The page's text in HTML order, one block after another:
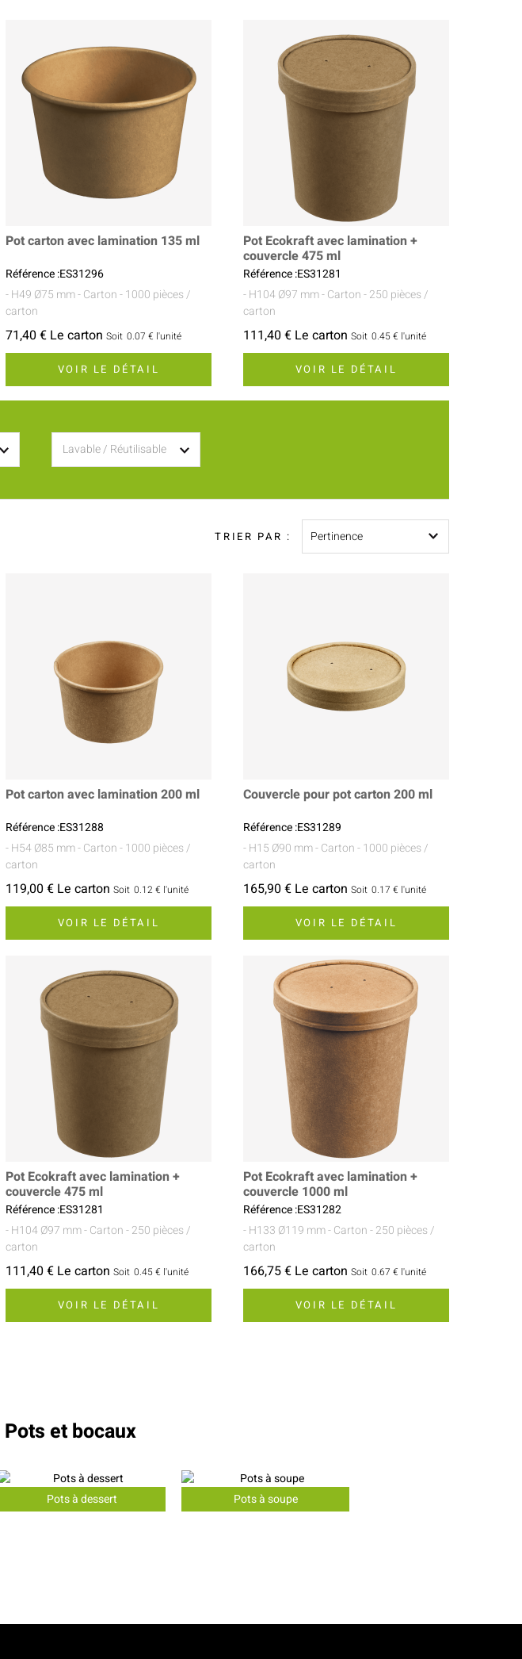
Nappes Et Serviettes
Flacons Et Bouteilles
Pot carton avec lamination 135 ml
Référence :ES31296
- H49 Ø75 mm- Carton- 1000 pièces /
carton
71,40 € Le carton Soit 0.07 € l'unité
VOIR LE DÉTAIL
Pot Ecokraft avec lamination +
couvercle 475 ml
Référence :ES31281
- H104 Ø97 mm- Carton- 250 pièces /
carton
111,40 € Le carton Soit 0.45 € l'unité
VOIR LE DÉTAIL
Lavable / Réutilisable
TRIER PAR : Pertinence
Pot carton avec lamination 200 ml
Référence :ES31288
- H54 Ø85 mm- Carton- 1000 pièces /
carton
119,00 € Le carton Soit 0.12 € l'unité
VOIR LE DÉTAIL
Couvercle pour pot carton 200 ml
Référence :ES31289
- H15 Ø90 mm- Carton- 1000 pièces /
carton
165,90 € Le carton Soit 0.17 € l'unité
VOIR LE DÉTAIL
Pot Ecokraft avec lamination +
couvercle 475 ml
Référence :ES31281
- H104 Ø97 mm- Carton- 250 pièces /
carton
111,40 € Le carton Soit 0.45 € l'unité
VOIR LE DÉTAIL
Pot Ecokraft avec lamination +
couvercle 1000 ml
Référence :ES31282
- H133 Ø119 mm- Carton- 250 pièces /
carton
166,75 € Le carton Soit 0.67 € l'unité
VOIR LE DÉTAIL
Pots et bocaux
Pots à dessert Pots à soupe